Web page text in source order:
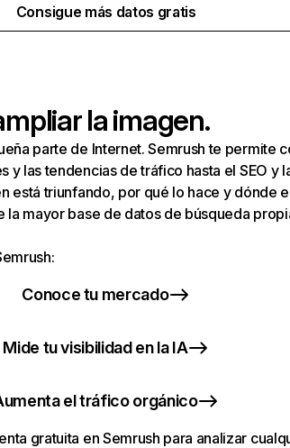
Consigue más datos gratis
la imagen.
parte de Internet. Semrush te permite
las tendencias de tráfico hasta el SEO y
está triunfando, por qué lo hace y dónde
la mayor base de datos de búsqueda
Conoce tu mercado
Mide tu visibilidad en la IA
el tráfico orgánico
gratuita en Semrush para analizar